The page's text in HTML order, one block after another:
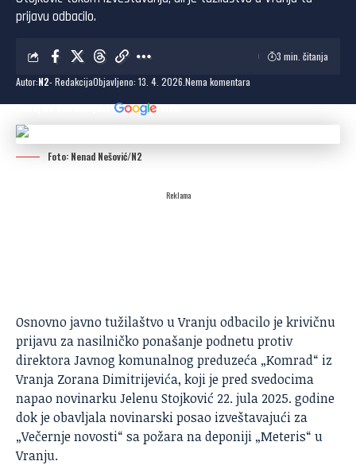
prijavu odbacilo.
Autor:N2- RedakcijaObjavljeno: 13. 4. 2026. Nema komentara
3 min. čitanja
Dodaj N2 kao omiljeni izvor
Foto: Nenad Nešović/N2
Reklama
Osnovno javno tužilaštvo u Vranju odbacilo je krivičnu
prijavu za nasilničko ponašanje podnetu protiv
direktora Javnog komunalnog preduzeća „Komrad“ iz
Vranja Zorana Dimitrijevića, koji je pred svedocima
napao novinarku Jelenu Stojković 22. jula 2025. godine
dok je obavljala novinarski posao izveštavajući za
„Večernje novosti“ sa požara na deponiji „Meteris“ u
Vranju.